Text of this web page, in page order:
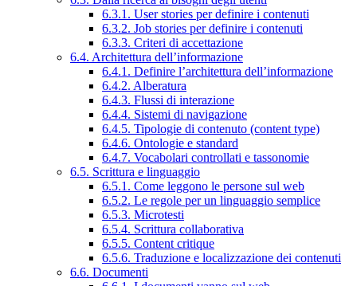
6.3.1. User stories per definire i contenuti
6.3.2. Job stories per definire i contenuti
6.3.3. Criteri di accettazione
6.4. Architettura dell’informazione
6.4.1. Definire l’architettura dell’informazione
6.4.2. Alberatura
6.4.3. Flussi di interazione
6.4.4. Sistemi di navigazione
6.4.5. Tipologie di contenuto (content type)
6.4.6. Ontologie e standard
6.4.7. Vocabolari controllati e tassonomie
6.5. Scrittura e linguaggio
6.5.1. Come leggono le persone sul web
6.5.2. Le regole per un linguaggio semplice
6.5.3. Microtesti
6.5.4. Scrittura collaborativa
6.5.5. Content critique
6.5.6. Traduzione e localizzazione dei contenuti
6.6. Documenti